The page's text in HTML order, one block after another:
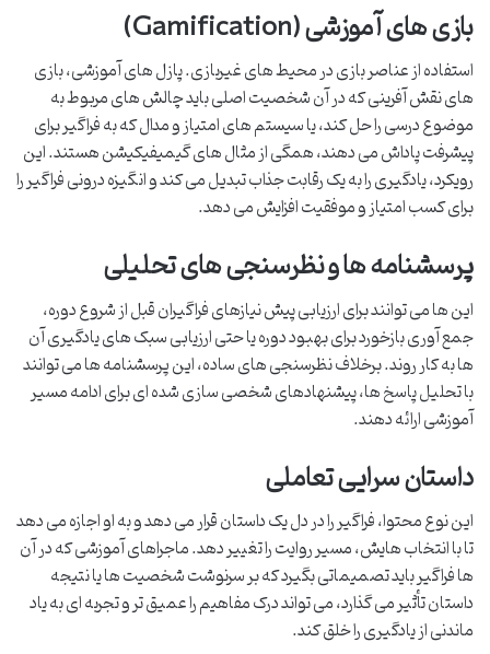
بازی های آموزشی (Gamification)
استفاده از عناصر بازی در محیط های غیربازی. پازل های آموزشی، بازی
های نقش آفرینی که در آن شخصیت اصلی باید چالش های مربوط به
موضوع درسی را حل کند، یا سیستم های امتیاز و مدال که به فراگیر برای
پیشرفت پاداش می دهند، همگی از مثال های گیمیفیکیشن هستند. این
رویکرد، یادگیری را به یک رقابت جذاب تبدیل می کند و انگیزه درونی فراگیر را
برای کسب امتیاز و موفقیت افزایش می دهد.
پرسشنامه ها و نظرسنجی های تحلیلی
این ها می توانند برای ارزیابی پیش نیازهای فراگیران قبل از شروع دوره،
جمع آوری بازخورد برای بهبود دوره یا حتی ارزیابی سبک های یادگیری آن
ها به کار روند. برخلاف نظرسنجی های ساده، این پرسشنامه ها می توانند
با تحلیل پاسخ ها، پیشنهادهای شخصی سازی شده ای برای ادامه مسیر
آموزشی ارائه دهند.
داستان سرایی تعاملی
این نوع محتوا، فراگیر را در دل یک داستان قرار می دهد و به او اجازه می دهد
تا با انتخاب هایش، مسیر روایت را تغییر دهد. ماجراهای آموزشی که در آن
ها فراگیر باید تصمیماتی بگیرد که بر سرنوشت شخصیت ها یا نتیجه
داستان تأثیر می گذارد، می تواند درک مفاهیم را عمیق تر و تجربه ای به یاد
ماندنی از یادگیری را خلق کند.